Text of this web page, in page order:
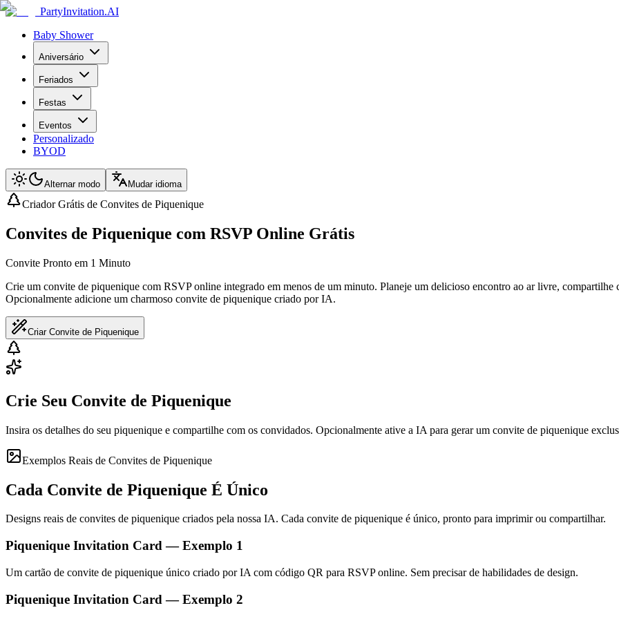
PartyInvitation.AI
Baby Shower
Aniversário
Feriados
Festas
Eventos
Personalizado
BYOD
Alternar modo Mudar idioma
Criador Grátis de Convites de Piquenique
Convites de Piquenique com RSVP Online Grátis
Convite Pronto em 1 Minuto
Crie um convite de piquenique com RSVP online integrado em menos de um minuto. Planeje um delicioso encontro ao ar livre, compartilhe
Opcionalmente adicione um charmoso convite de piquenique criado por IA.
Criar Convite de Piquenique
Crie Seu Convite de Piquenique
Insira os detalhes do seu piquenique e compartilhe com os convidados. Opcionalmente ative a IA para gerar um convite de piquenique
Exemplos Reais de Convites de Piquenique
Cada Convite de Piquenique É Único
Designs reais de convites de piquenique criados pela nossa IA. Cada convite de piquenique é único, pronto para imprimir ou compartilhar.
Piquenique Invitation Card — Exemplo 1
Um cartão de convite de piquenique único criado por IA com código QR para RSVP online. Sem precisar de habilidades de design.
Piquenique Invitation Card — Exemplo 2